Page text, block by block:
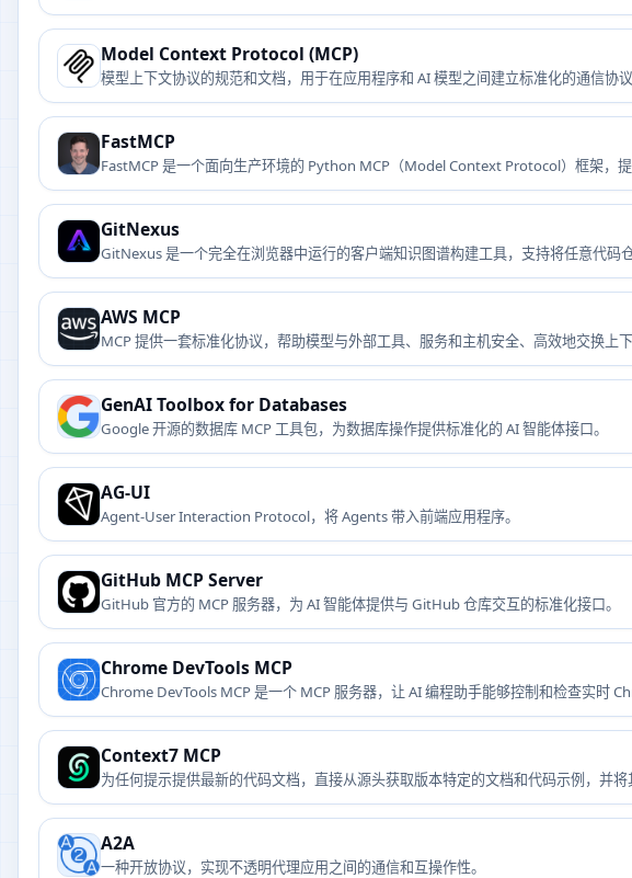
Model Context Protocol (MCP)
模型上下文协议的规范和文档，用于在应用程序和 AI 模型之间建立标准化的通信协议
FastMCP
FastMCP 是一个面向生产环境的 Python MCP（Model Context Protocol）框架，
GitNexus
GitNexus 是一个完全在浏览器中运行的客户端知识图谱构建工具，支持将任意代
构感知能力。
AWS MCP
MCP 提供一套标准化协议，帮助模型与外部工具、服务和主机安全、高效地交换上下
GenAI Toolbox for Databases
Google 开源的数据库 MCP 工具包，为数据库操作提供标准化的 AI 智能体接口。
AG-UI
Agent-User Interaction Protocol，将 Agents 带入前端应用程序。
GitHub MCP Server
GitHub 官方的 MCP 服务器，为 AI 智能体提供与 GitHub 仓库交互的标准化接口。
Chrome DevTools MCP
Chrome DevTools MCP 是一个 MCP 服务器，让 AI 编程助手能够控制和检查实时
Context7 MCP
为任何提示提供最新的代码文档，直接从源头获取版本特定的文档和代码示例，并将
A2A
一种开放协议，实现不透明代理应用之间的通信和互操作性。